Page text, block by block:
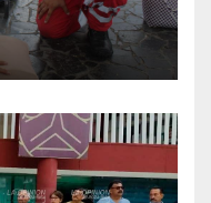
mueren